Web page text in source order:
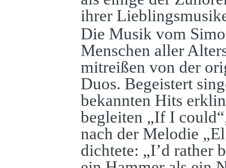
ihrer
Die Musik vom
Menschen aller
mitreißen von der
Duos. Begeistert
bekannten Hits
begleiten „If I
nach der Melodie
dichtete: „I’d rather